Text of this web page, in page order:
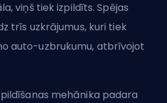
viņš tiek izpildīts. Spējas
trīs uzkrājumus, kuri tiek
auto-uzbrukumu, atbrīvojot
mehānika padara